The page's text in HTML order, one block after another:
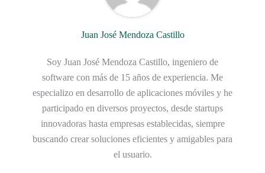
Juan José Mendoza Castillo
Soy Juan José Mendoza Castillo, ingeniero de
software con más de 15 años de experiencia. Me
especializo en desarrollo de aplicaciones móviles y he
participado en diversos proyectos, desde startups
innovadoras hasta empresas establecidas, siempre
buscando crear soluciones eficientes y amigables para
el usuario.